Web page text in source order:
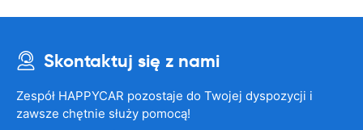
Skontaktuj się z nami
Zespół HAPPYCAR pozostaje do Twojej dyspozycji i
zawsze chętnie służy pomocą!